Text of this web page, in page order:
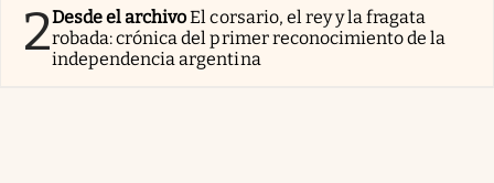
2Desde el archivoEl corsario, el rey y la fragata
robada: crónica del primer reconocimiento de la
independencia argentina